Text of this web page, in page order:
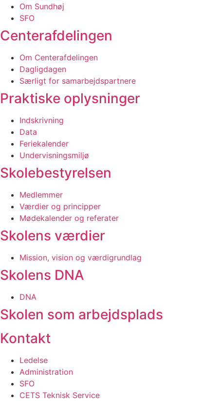
Om Sundhøj
SFO
Centerafdelingen
Om Centerafdelingen
Dagligdagen
Særligt for samarbejds­partnere
Praktiske oplysninger
Indskrivning
Data
Feriekalender
Undervisnings­miljø
Skolebestyrelsen
Medlemmer
Værdier og principper
Mødekalender og referater
Skolens værdier
Mission, vision og værdigrundlag
Skolens DNA
DNA
Skolen som arbejdsplads
Kontakt
Ledelse
Administration
SFO
CETS Teknisk Service